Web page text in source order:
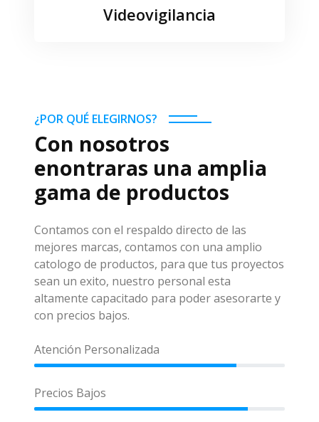
Videovigilancia
¿POR QUÉ ELEGIRNOS?
Con nosotros
enontraras una amplia
gama de productos
Contamos con el respaldo directo de las
mejores marcas, contamos con una amplio
catologo de productos, para que tus proyectos
sean un exito, nuestro personal esta
altamente capacitado para poder asesorarte y
con precios bajos.
Atención Personalizada
Precios Bajos